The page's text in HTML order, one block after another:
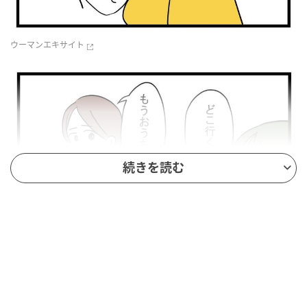
ウーマンエキサイト
続きを読む